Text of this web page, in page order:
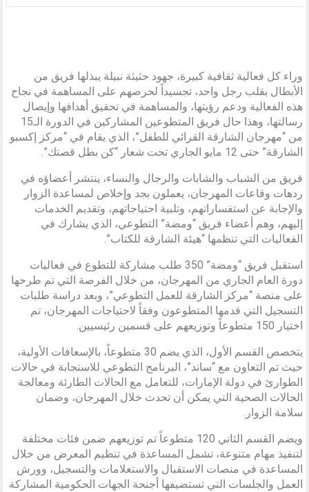
وراء كل فعالية ثقافية كبيرة، جهود حثيثة نبيلة يبذلها فريق من
الأبطال بقلب رجل واحد، تجسيداً لحرصهم على المساهمة في نجاح
هذه الفعالية ودعم رؤيتها، والمساهمة في تحقيق أهدافها وإيصال
رسالتها، وهذا حال فريق المتطوعين المشاركين في الدورة الـ15
من “مهرجان الشارقة القرائي للطفل”، الذي يقام في “مركز إكسبو
الشارقة” حتى 12 مايو الجاري تحت شعار “كن بطل قصتك”.
فريق من الشباب والشابات والرجال والنساء، ينتشر أعضاؤه في
ردهات وقاعات المهرجان، يعملون بجد وإخلاص لمساعدة الزوار
والإجابة عن استفساراتهم، وتلبية احتياجاتهم، وتقديم الخدمات
إليهم، وهم أعضاء فريق “ومضة” التطوعي، الذي يشارك في
الفعاليات التي تنظمها “هيئة الشارقة للكتاب”.
استقبل فريق “ومضة” 350 طلب مشاركة للتطوع في فعاليات
دورة العام الجاري من المهرجان، من خلال الفرصة التي تم طرحها
على منصة “مركز الشارقة للعمل التطوعي”، وبعد دراسة طلبات
التسجيل التي قدمها المتطوعون وفقاً لاحتياجات المهرجان، تم
اختيار 150 متطوعاً وتوزيعهم على قسمين رئيسيين.
يتخصص القسم الأول، الذي يضم 30 متطوعاً، بالإسعافات الأولية،
حيث تم التعاون مع “ساند”، البرنامج التطوعي للاستجابة في حالات
الطوارئ في دولة الإمارات، للتعامل مع الحالات الطارئة ومعالجة
الحالات الصحية التي يمكن أن تحدث خلال المهرجان، وضمان
سلامة الزوار.
ويضم القسم الثاني 120 متطوعاً تم توزيعهم ضمن فئات مختلفة
لتنفيذ مهام متنوعة، تشمل المساعدة في تنظيم المعرض من خلال
المساعدة في منصات الاستقبال والاستعلامات والتسجيل، وورش
العمل والجلسات التي تستضيفها أجنحة الجهات الحكومية المشاركة